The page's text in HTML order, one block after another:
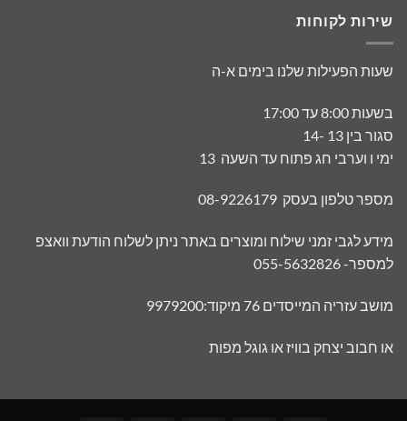
שירות לקוחות
שעות הפעילות שלנו בימים א-ה
בשעות 8:00 עד 17:00
סגור בין 13 -14
ימי ו וערבי חג פתוח עד השעה 13
מספר טלפון בעסק 08-9226179
מידע לגבי זמני שילוח ומוצרים באתר ניתן לשלוח הודעת וואצפ
למספר- 055-5632826
מושב עזריה המייסדים 76 מיקוד:9979200
או חבוב יצחק בוויז או גוגל מפות